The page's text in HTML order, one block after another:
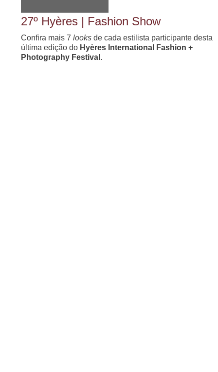
27º Hyères | Fashion Show
Confira mais 7 looks de cada estilista participante desta
última edição do Hyères International Fashion +
Photography Festival .